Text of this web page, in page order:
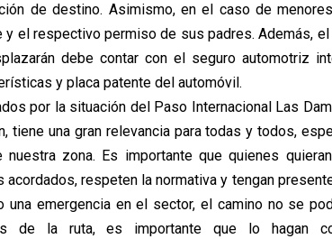
de destino. Asimismo, en el caso de
y el respectivo permiso de sus padres. Además,
debe contar con el seguro automotriz
y placa patente del automóvil.
por la situación del Paso Internacional Las
tiene una gran relevancia para todas y todos,
zona. Es importante que quienes
respeten la normativa y tengan
una emergencia en el sector, el camino no se
de la ruta, es importante que lo hagan